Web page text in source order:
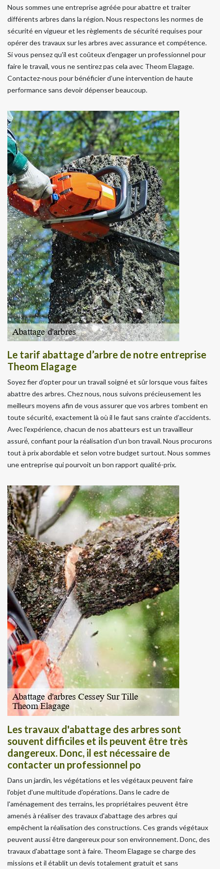
Nous sommes une entreprise agréée pour abattre et traiter
différents arbres dans la région. Nous respectons les normes de
sécurité en vigueur et les règlements de sécurité requises pour
opérer des travaux sur les arbres avec assurance et compétence.
Si vous pensez qu'il est coûteux d'engager un professionnel pour
faire le travail, vous ne sentirez pas cela avec Theom Elagage.
Contactez-nous pour bénéficier d’une intervention de haute
performance sans devoir dépenser beaucoup.
Le tarif abattage d’arbre de notre entreprise
Theom Elagage
Soyez fier d’opter pour un travail soigné et sûr lorsque vous faites
abattre des arbres. Chez nous, nous suivons précieusement les
meilleurs moyens afin de vous assurer que vos arbres tombent en
toute sécurité, exactement là où il le faut sans crainte d’accidents.
Avec l'expérience, chacun de nos abatteurs est un travailleur
assuré, confiant pour la réalisation d'un bon travail. Nous procurons
tout à prix abordable et selon votre budget surtout. Nous sommes
une entreprise qui pourvoit un bon rapport qualité-prix.
Les travaux d'abattage des arbres sont
souvent difficiles et ils peuvent être très
dangereux. Donc, il est nécessaire de
contacter un professionnel po
Dans un jardin, les végétations et les végétaux peuvent faire
l'objet d'une multitude d'opérations. Dans le cadre de
l'aménagement des terrains, les propriétaires peuvent être
amenés à réaliser des travaux d'abattage des arbres qui
empêchent la réalisation des constructions. Ces grands végétaux
peuvent aussi être dangereux pour son environnement. Donc, des
travaux d'abattage sont à faire. Theom Elagage se charge des
missions et il établit un devis totalement gratuit et sans